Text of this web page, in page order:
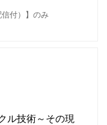
付）】のみ
ル技術～その現